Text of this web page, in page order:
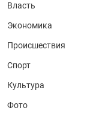
Власть
Экономика
Происшествия
Спорт
Культура
Фото